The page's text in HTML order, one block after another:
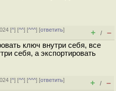
[^] [^^] [^^^] [ответить]
+ / –
ключ внутри себя, все
себя, а экспортировать
[^] [^^] [^^^] [ответить]
+ / –